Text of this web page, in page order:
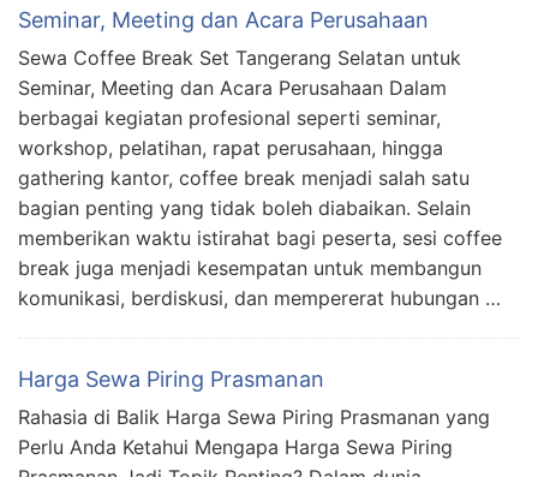
Seminar, Meeting dan Acara Perusahaan
Sewa Coffee Break Set Tangerang Selatan untuk
Seminar, Meeting dan Acara Perusahaan Dalam
berbagai kegiatan profesional seperti seminar,
workshop, pelatihan, rapat perusahaan, hingga
gathering kantor, coffee break menjadi salah satu
bagian penting yang tidak boleh diabaikan. Selain
memberikan waktu istirahat bagi peserta, sesi coffee
break juga menjadi kesempatan untuk membangun
komunikasi, berdiskusi, dan mempererat hubungan …
Harga Sewa Piring Prasmanan
Rahasia di Balik Harga Sewa Piring Prasmanan yang
Perlu Anda Ketahui Mengapa Harga Sewa Piring